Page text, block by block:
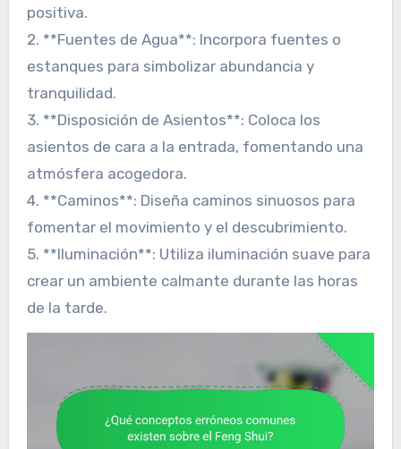
positiva.
2. **Fuentes de Agua**: Incorpora fuentes o
estanques para simbolizar abundancia y
tranquilidad.
3. **Disposición de Asientos**: Coloca los
asientos de cara a la entrada, fomentando una
atmósfera acogedora.
4. **Caminos**: Diseña caminos sinuosos para
fomentar el movimiento y el descubrimiento.
5. **Iluminación**: Utiliza iluminación suave para
crear un ambiente calmante durante las horas
de la tarde.